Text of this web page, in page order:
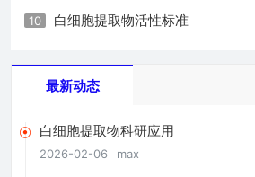
10 白细胞提取物活性标准
最新动态
白细胞提取物科研应用
2026-02-06 max